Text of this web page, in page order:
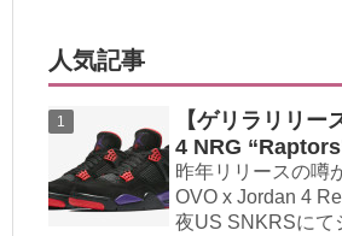
人気記事
【ゲリラリリ
4 NRG
昨年リリースの噂
OVO x Jordan 4
夜US SNKRSにて